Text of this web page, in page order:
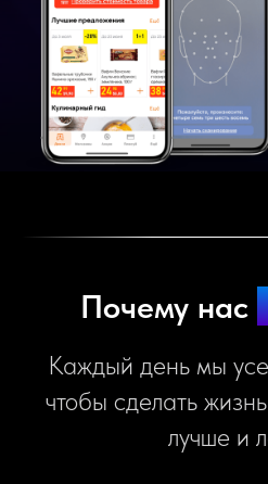
Почему нас
Каждый день мы
чтобы сделать
лучше и